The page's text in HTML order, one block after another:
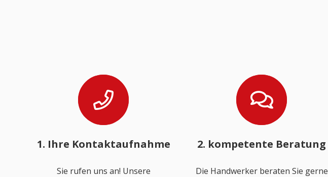
1. Ihre Kontaktaufnahme
Sie rufen uns an! Unsere
2. kompetente Beratung
Die Handwerker beraten Sie gerne